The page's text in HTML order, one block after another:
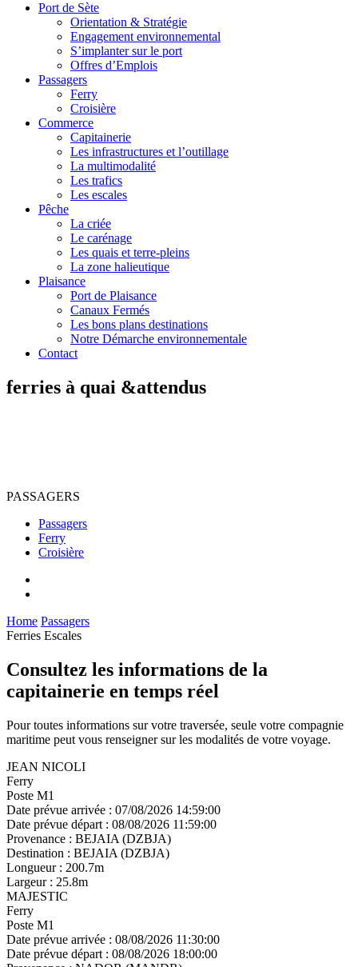
Port de Sète
Orientation & Stratégie
Engagement environnemental
S’implanter sur le port
Offres d’Emplois
Passagers
Ferry
Croisière
Commerce
Capitainerie
Les infrastructures et l’outillage
La multimodalité
Les trafics
Les escales
Pêche
La criée
Le carénage
Les quais et terre-pleins
La zone halieutique
Plaisance
Port de Plaisance
Canaux Fermés
Les bons plans destinations
Notre Démarche environnementale
Contact
ferries à quai &attendus
PASSAGERS
Passagers
Ferry
Croisière
Home Passagers
Ferries Escales
Consultez les informations de la
capitainerie en temps réel
Pour toutes informations sur votre traversée, seule votre compagnie
maritime peut vous renseigner sur les modalités de votre voyage.
JEAN NICOLI
Ferry
Poste M1
Date prévue arrivée : 07/08/2026 14:59:00
Date prévue départ : 08/08/2026 11:59:00
Provenance : BEJAIA (DZBJA)
Destination : BEJAIA (DZBJA)
Longueur : 200.7m
Largeur : 25.8m
MAJESTIC
Ferry
Poste M1
Date prévue arrivée : 08/08/2026 11:30:00
Date prévue départ : 08/08/2026 18:00:00